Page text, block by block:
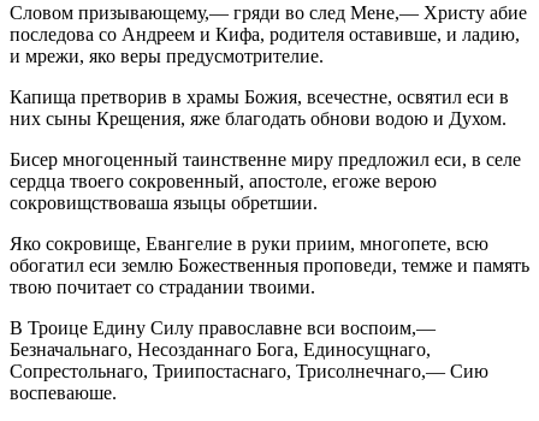
Словом призывающему,— гряди во след Мене,— Христу абие
последова со Андреем и Кифа, родителя оставивше, и ладию,
и мрежи, яко веры предусмотрителие.
Капища претворив в храмы Божия, всечестне, освятил еси в
них сыны Крещения, яже благодать обнови водою и Духом.
Бисер многоценный таинственне миру предложил еси, в селе
сердца твоего сокровенный, апостоле, егоже верою
сокровищствоваша языцы обретшии.
Яко сокровище, Евангелие в руки приим, многопете, всю
обогатил еси землю Божественныя проповеди, темже и память
твою почитает со страдании твоими.
В Троице Едину Силу православне вси воспоим,—
Безначальнаго, Несозданнаго Бога, Единосущнаго,
Сопрестольнаго, Триипостаснаго, Трисолнечнаго,— Сию
воспеваюше.